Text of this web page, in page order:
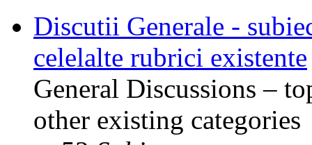
Discutii Generale -
celelalte rubrici existente
General Discussions –
other existing categories